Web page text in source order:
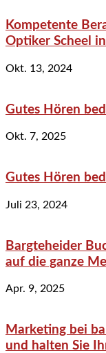
Kompetente
Optiker Scheel
Okt. 13, 2024
Gutes Hören
Okt. 7, 2025
Gutes Hören
Juli 23, 2024
Bargteheider
auf die ganze
Apr. 9, 2025
Marketing bei
und halten Sie